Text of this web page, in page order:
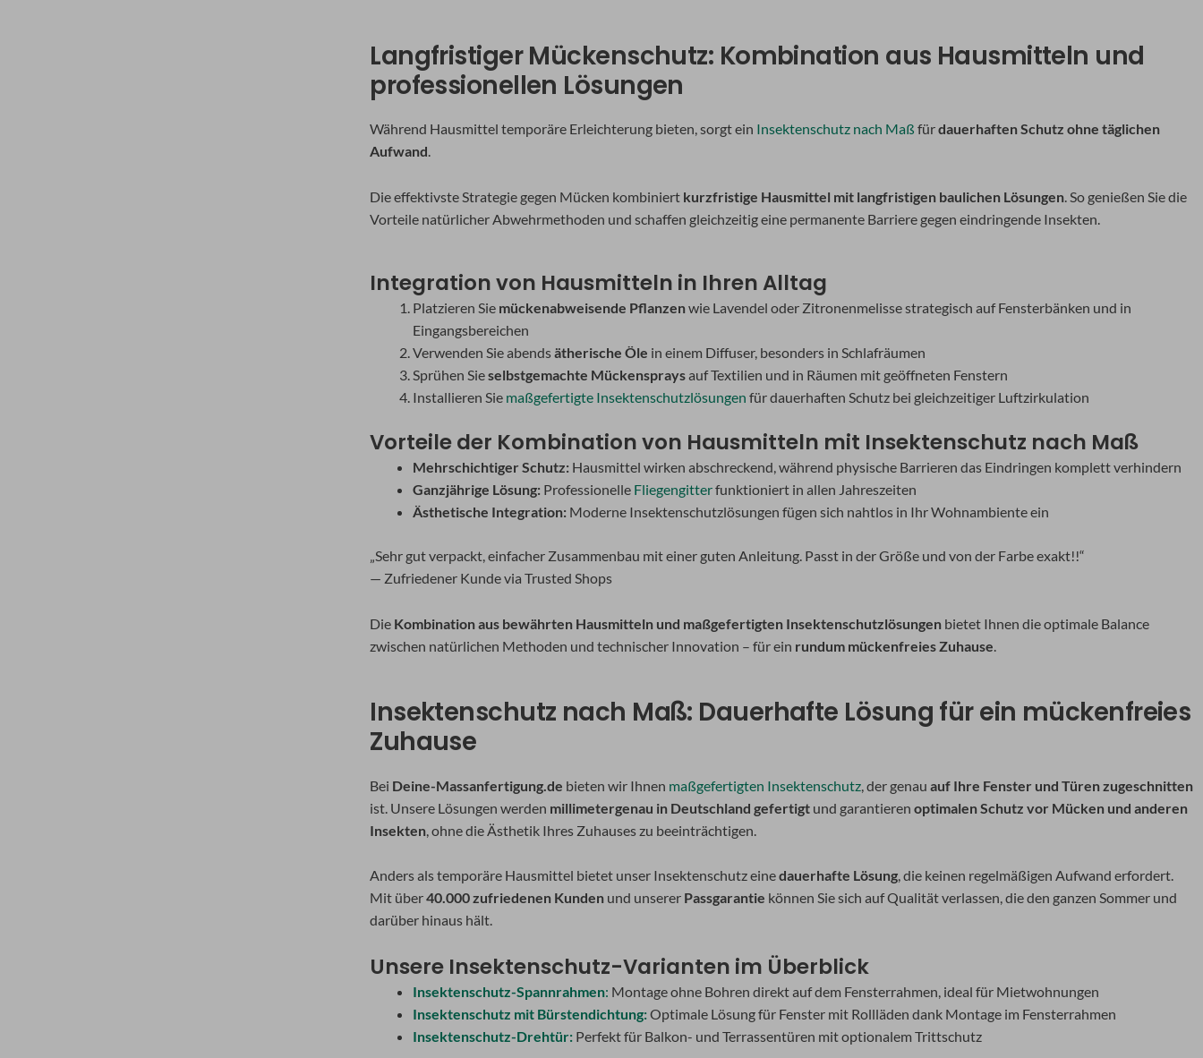
Langfristiger Mückenschutz: Kombination aus Hausmitteln und
professionellen Lösungen
Während Hausmittel temporäre Erleichterung bieten, sorgt ein Insektenschutz nach Maß fürdauerhaften Schutz ohne täglichen
Aufwand.
Die effektivste Strategie gegen Mücken kombiniert kurzfristige Hausmittel mit langfristigen baulichen Lösungen . So genießen Sie die
Vorteile natürlicher Abwehrmethoden und schaffen gleichzeitig eine permanente Barriere gegen eindringende Insekten.
Integration von Hausmitteln in Ihren Alltag
Platzieren Sie mückenabweisende Pflanzenwie Lavendel oder Zitronenmelisse strategisch auf Fensterbänken und in
Eingangsbereichen
Verwenden Sie abendsätherische Öle in einem Diffuser, besonders in Schlafräumen
Sprühen Sieselbstgemachte Mückenspraysauf Textilien und in Räumen mit geöffneten Fenstern
Installieren Sie maßgefertigte Insektenschutzlösungen für dauerhaften Schutz bei gleichzeitiger Luftzirkulation
Vorteile der Kombination von Hausmitteln mit Insektenschutz nach Maß
Mehrschichtiger Schutz: Hausmittel wirken abschreckend, während physische Barrieren das Eindringen komplett verhindern
Ganzjährige Lösung: Professionelle Fliegengitterfunktioniert in allen Jahreszeiten
Ästhetische Integration: Moderne Insektenschutzlösungen fügen sich nahtlos in Ihr Wohnambiente ein
„Sehr gut verpackt, einfacher Zusammenbau mit einer guten Anleitung. Passt in der Größe und von der Farbe exakt!!“
— Zufriedener Kunde via Trusted Shops
Die Kombination aus bewährten Hausmitteln und maßgefertigten Insektenschutzlösungen bietet Ihnen die optimale Balance
zwischen natürlichen Methoden und technischer Innovation – für ein rundum mückenfreies Zuhause.
Insektenschutz nach Maß: Dauerhafte Lösung für ein mückenfreies
Zuhause
Bei Deine-Massanfertigung.de bieten wir Ihnen maßgefertigten Insektenschutz , der genauauf Ihre Fenster und Türen zugeschnitten
ist. Unsere Lösungen werden millimetergenau in Deutschland gefertigt und garantierenoptimalen Schutz vor Mücken und anderen
Insekten , ohne die Ästhetik Ihres Zuhauses zu beeinträchtigen.
Anders als temporäre Hausmittel bietet unser Insektenschutz einedauerhafte Lösung, die keinen regelmäßigen Aufwand erfordert.
Mit über40.000 zufriedenen Kunden und unserer Passgarantie können Sie sich auf Qualität verlassen, die den ganzen Sommer und
darüber hinaus hält.
Unsere Insektenschutz-Varianten im Überblick
Insektenschutz-Spannrahmen: Montage ohne Bohren direkt auf dem Fensterrahmen, ideal für Mietwohnungen
Insektenschutz mit Bürstendichtung:Optimale Lösung für Fenster mit Rollläden dank Montage im Fensterrahmen
Insektenschutz-Drehtür: Perfekt für Balkon- und Terrassentüren mit optionalem Trittschutz